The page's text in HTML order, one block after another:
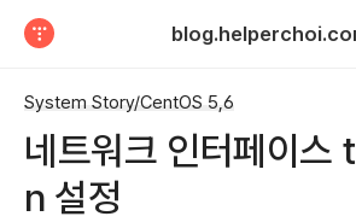
System Story/CentOS 5,6
네트워크 인터페이
n 설정